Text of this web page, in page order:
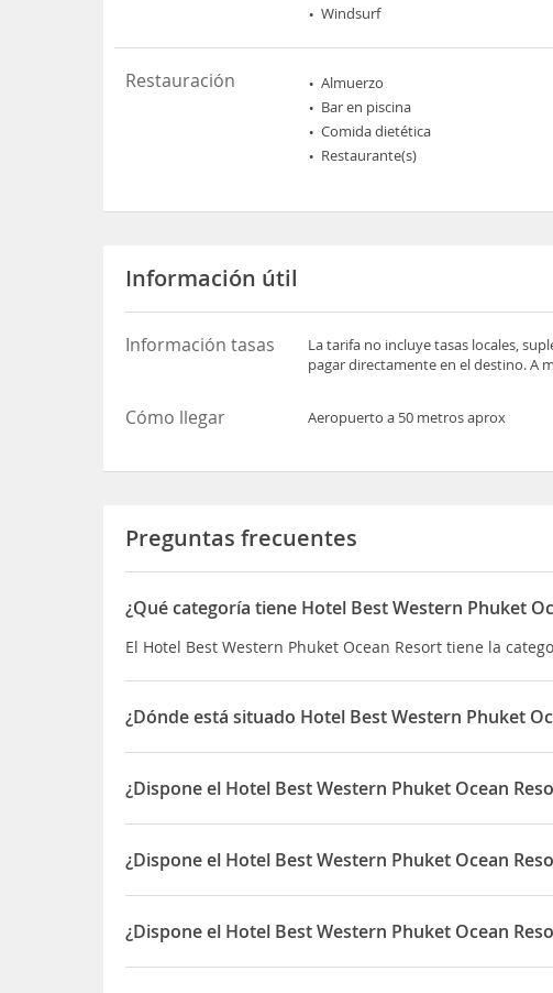
Windsurf
Restauración Almuerzo
Bar en piscina
Comida dietética
Restaurante(s)
Información útil
Información tasas
La tarifa no incluye tasas locales,
pagar directamente en el destino. A
Cómo llegar Aeropuerto a 50 metros aprox
Preguntas frecuentes
¿Qué categoría tiene Hotel Best Western Phuket
El Hotel Best Western Phuket Ocean Resort tiene la
¿Dónde está situado Hotel Best Western Phuket
El Hotel Best Western Phuket Ocean Resort está situado
¿Dispone el Hotel Best Western Phuket Ocean
Sí, el Hotel Best Western Phuket Ocean Resort dispone
¿Dispone el Hotel Best Western Phuket Ocean
Sí, el Hotel Best Western Phuket Ocean Resort dispone
¿Dispone el Hotel Best Western Phuket Ocean
Sí, el Hotel Best Western Phuket Ocean Resort dispone